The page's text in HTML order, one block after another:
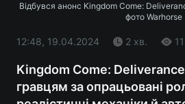
Відбувся анонс Kingdom Come:
фото Warhorse
12:48, 19.04.2024 2 хв.
Kingdom Come:
гравцям за опрацьовані